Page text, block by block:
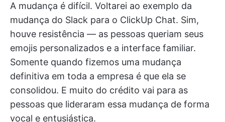
A mudança é difícil. Voltarei ao exemplo da
mudança do Slack para o ClickUp Chat. Sim,
houve resistência — as pessoas queriam seus
emojis personalizados e a interface familiar.
Somente quando fizemos uma mudança
definitiva em toda a empresa é que ela se
consolidou. E muito do crédito vai para as
pessoas que lideraram essa mudança de forma
vocal e entusiástica.